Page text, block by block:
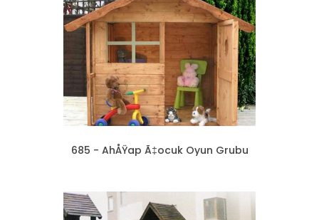
685 - AhÅŸap Ã‡ocuk Oyun Grubu